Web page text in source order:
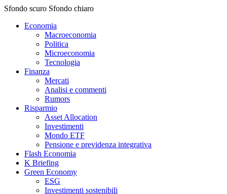
Sfondo scuro Sfondo chiaro
Economia
Macroeconomia
Politica
Microeconomia
Tecnologia
Finanza
Mercati
Analisi e commenti
Rumors
Risparmio
Asset Allocation
Investimenti
Mondo ETF
Pensione e previdenza integrativa
Flash Economia
K Briefing
Green Economy
ESG
Investimenti sostenibili